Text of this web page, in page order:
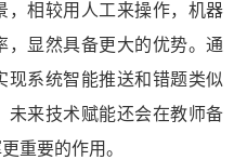
，相较用人工来操作，机器
，显然具备更大的优势。通
现系统智能推送和错题类似
未来技术赋能还会在教师备
重要的作用。